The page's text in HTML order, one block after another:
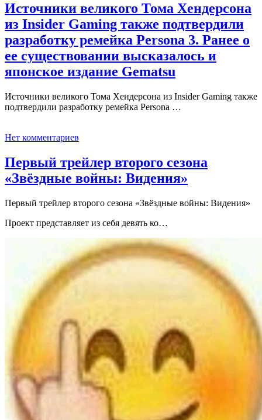
Источники великого Тома Хендерсона
из Insider Gaming также подтвердили
разработку ремейка Persona 3. Ранее о
ее существовании высказалось и
японское издание Gematsu
Источники великого Тома Хендерсона из Insider Gaming также
подтвердили разработку ремейка Persona …
Нет комментариев
Первый трейлер второго сезона
«Звёздные войны: Видения»
Первый трейлер второго сезона «Звёздные войны: Видения»
Проект представляет из себя девять ко…